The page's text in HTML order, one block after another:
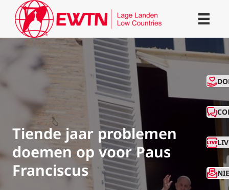
Tiende jaar problemen
doemen op voor Paus
Franciscus